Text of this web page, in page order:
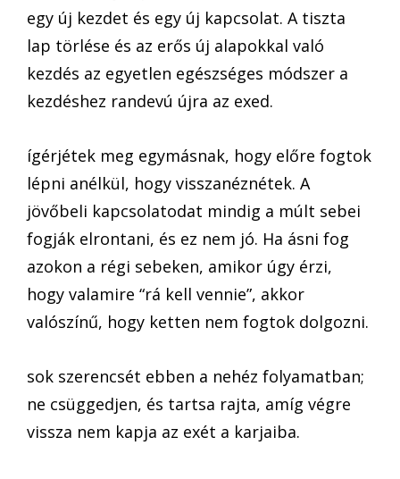
egy új kezdet és egy új kapcsolat. A tiszta
lap törlése és az erős új alapokkal való
kezdés az egyetlen egészséges módszer a
kezdéshez randevú újra az exed.
ígérjétek meg egymásnak, hogy előre fogtok
lépni anélkül, hogy visszanéznétek. A
jövőbeli kapcsolatodat mindig a múlt sebei
fogják elrontani, és ez nem jó. Ha ásni fog
azokon a régi sebeken, amikor úgy érzi,
hogy valamire “rá kell vennie”, akkor
valószínű, hogy ketten nem fogtok dolgozni.
sok szerencsét ebben a nehéz folyamatban;
ne csüggedjen, és tartsa rajta, amíg végre
vissza nem kapja az exét a karjaiba.